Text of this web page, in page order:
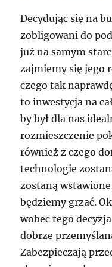
Decydując się na
zobligowani do
już na samym
zajmiemy się jego
czego tak
to inwestycja na
by był dla nas
rozmieszczenie
również z czego
technologie
zostaną
będziemy grzać.
wobec tego
dobrze
Zabezpieczają